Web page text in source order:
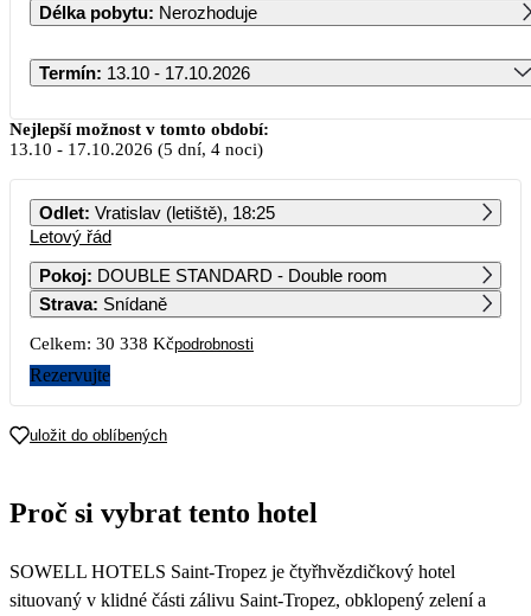
Délka pobytu: Nerozhoduje
Termín: 13.10 - 17.10.2026
Říjen 2026
PO ÚT ST ČT PÁ SO NE
4 419 4 709 4 169 2 939
5
12
2 939
19
3 219
20
10 229
3 219 3 219 3 219 3 219
Nejlepší možnost v tomto období:
13.10 - 17.10.2026 (5 dní, 4 noci)
Odlet: Vratislav (letiště), 18:25
Letový řád
Pokoj: DOUBLE STANDARD - Double room
Strava: Snídaně
Celkem: 30 338 Kčpodrobnosti
Rezervujte
uložit do oblíbených
Proč si vybrat tento hotel
SOWELL HOTELS Saint-Tropez je čtyřhvězdičkový hotel
situovaný v klidné části zálivu Saint-Tropez, obklopený zelení a